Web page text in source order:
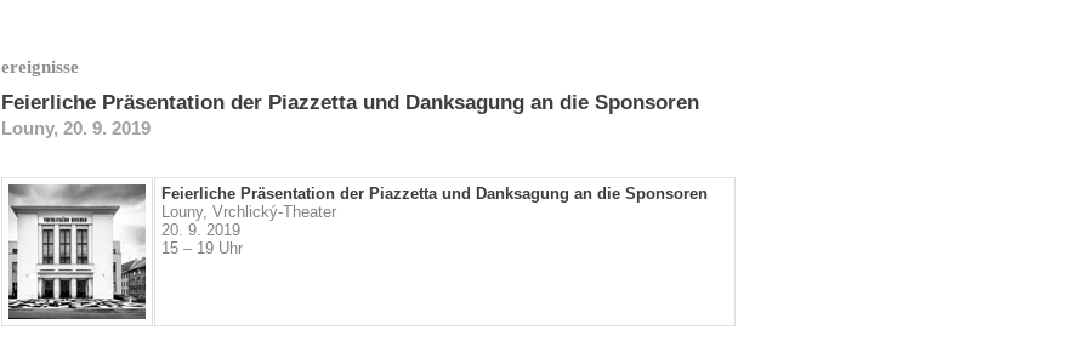
ereignisse
Feierliche Präsentation der Piazzetta und Danksagung an die Sponsoren
Louny, 20. 9. 2019
Feierliche Präsentation der Piazzetta und Danksagung an die Sponsoren
Louny, Vrchlický-Theater
20. 9. 2019
15 – 19 Uhr